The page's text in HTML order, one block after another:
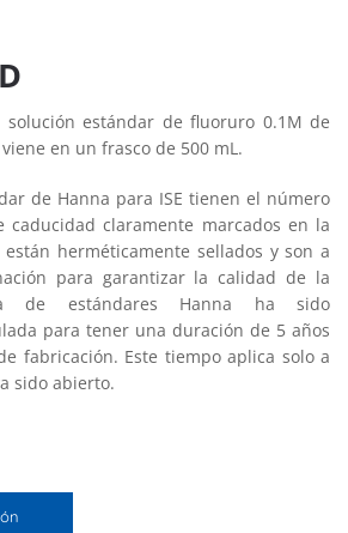
solución estándar de fluoruro 0.1M de
en un frasco de 500 mL.
de Hanna para ISE tienen el número
claramente marcados en la
herméticamente sellados y son a
para garantizar la calidad de la
de estándares Hanna ha sido
para tener una duración de 5 años
fabricación. Este tiempo aplica solo a
sido abierto.